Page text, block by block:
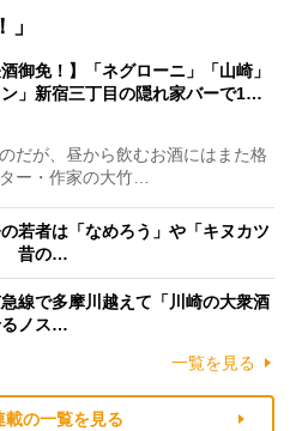
酒御免！】「ネグローニ」「山崎」
ン」新宿三丁目の隠れ家バーで1…
だが、昼から飲むお酒にはまた格
ー・作家の大竹…
若者は「なめろう」や「キヌカツ
昔の…
線で多摩川越えて「川崎の大衆酒
ノス…
一覧を見る
載の一覧を見る